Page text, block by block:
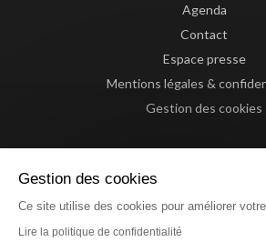
Agenda
Contact
Espace presse
Mentions légales &
Gestion des cookies
Gestion des cookies
Ce site utilise des cookies pour améliorer
Lire la politique de confidentialité